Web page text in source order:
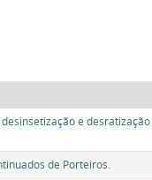
e
de Porteiros.